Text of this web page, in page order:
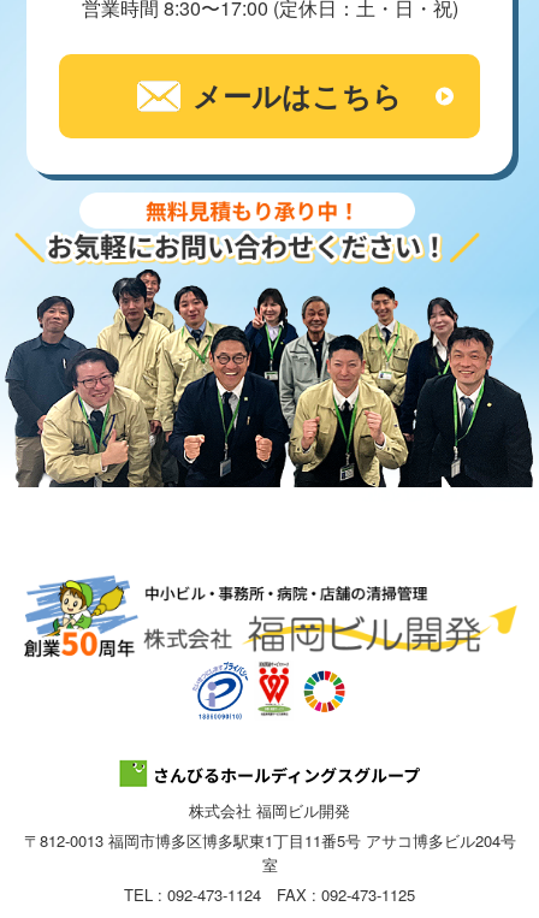
営業時間 8:30〜17:00 (定休日：土・日・祝)
メールはこちら
株式会社 福岡ビル開発
〒812-0013 福岡市博多区博多駅東1丁目11番5号 アサコ博多ビル204号
室
TEL : 092-473-1124 FAX : 092-473-1125